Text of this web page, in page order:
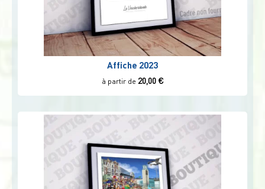
Affiche 2023
à partir de 20,00 €